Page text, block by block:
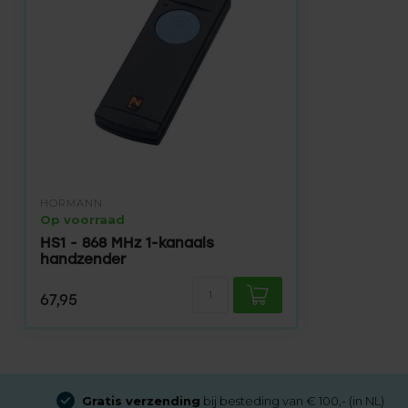
HÖRMANN
Op voorraad
HS1 - 868 MHz 1-kanaals
handzender
67,95
Gratis verzending bij besteding van € 100,- (in NL)